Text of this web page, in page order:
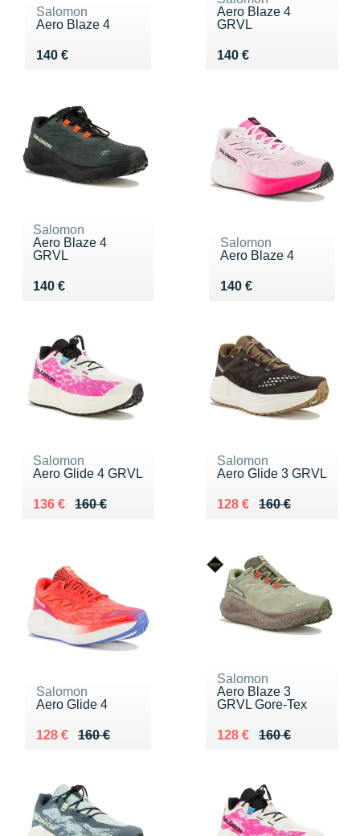
Salomon
Aero Blaze 4
140 €
Vendu 140 €
Aero Blaze 4
GRVL
140 €
Vendu 140 €
Salomon
Aero Blaze 4
GRVL
140 €
Vendu 140 €
Salomon
Aero Blaze 4
140 €
Vendu 140 €
Salomon
Aero Glide 4 GRVL
160 €
Au lieu de 160 €
136 €
Vendu 136 €
Salomon
Aero Glide 3 GRVL
160 €
Au lieu de 160 €
128 €
Vendu 128 €
Salomon
Aero Glide 4
160 €
Au lieu de 160 €
128 €
Vendu 128 €
Salomon
Aero Blaze 3
GRVL Gore-Tex
160 €
Au lieu de 160 €
128 €
Vendu 128 €